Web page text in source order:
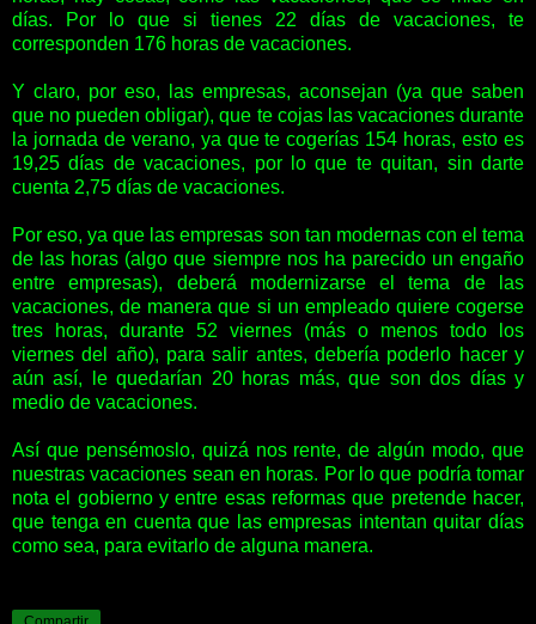
días. Por lo que si tienes 22 días de vacaciones, te
corresponden 176 horas de vacaciones.
Y claro, por eso, las empresas, aconsejan (ya que saben
que no pueden obligar), que te cojas las vacaciones durante
la jornada de verano, ya que te cogerías 154 horas, esto es
19,25 días de vacaciones, por lo que te quitan, sin darte
cuenta 2,75 días de vacaciones.
Por eso, ya que las empresas son tan modernas con el tema
de las horas (algo que siempre nos ha parecido un engaño
entre empresas), deberá modernizarse el tema de las
vacaciones, de manera que si un empleado quiere cogerse
tres horas, durante 52 viernes (más o menos todo los
viernes del año), para salir antes, debería poderlo hacer y
aún así, le quedarían 20 horas más, que son dos días y
medio de vacaciones.
Así que pensémoslo, quizá nos rente, de algún modo, que
nuestras vacaciones sean en horas. Por lo que podría tomar
nota el gobierno y entre esas reformas que pretende hacer,
que tenga en cuenta que las empresas intentan quitar días
como sea, para evitarlo de alguna manera.